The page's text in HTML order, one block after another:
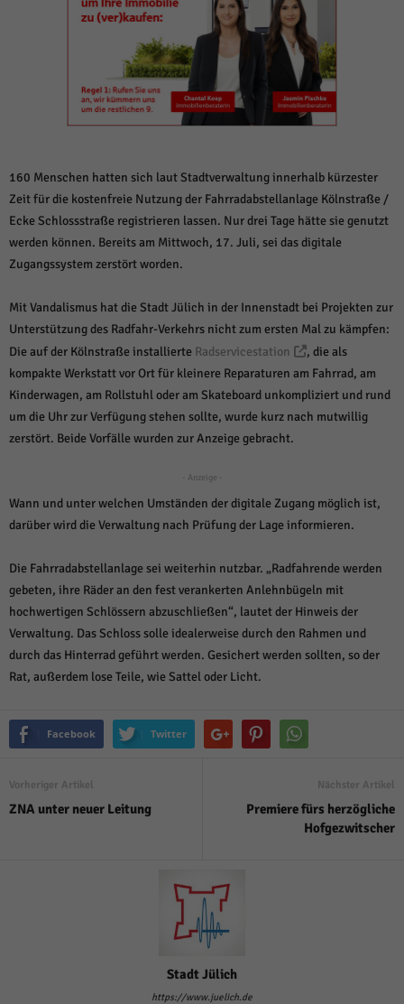
160 Menschen hatten sich laut Stadtverwaltung innerhalb kürzester
Zeit für die kostenfreie Nutzung der Fahrradabstellanlage Kölnstraße /
Ecke Schlossstraße registrieren lassen. Nur drei Tage hätte sie genutzt
werden können. Bereits am Mittwoch, 17. Juli, sei das digitale
Zugangssystem zerstört worden.
Mit Vandalismus hat die Stadt Jülich in der Innenstadt bei Projekten zur
Unterstützung des Radfahr-Verkehrs nicht zum ersten Mal zu kämpfen:
Die auf der Kölnstraße installierte Radservicestation
, die als
kompakte Werkstatt vor Ort für kleinere Reparaturen am Fahrrad, am
Kinderwagen, am Rollstuhl oder am Skateboard unkompliziert und rund
um die Uhr zur Verfügung stehen sollte, wurde kurz nach mutwillig
zerstört. Beide Vorfälle wurden zur Anzeige gebracht.
- Anzeige -
Wann und unter welchen Umständen der digitale Zugang möglich ist,
darüber wird die Verwaltung nach Prüfung der Lage informieren.
Die Fahrradabstellanlage sei weiterhin nutzbar. „Radfahrende werden
gebeten, ihre Räder an den fest verankerten Anlehnbügeln mit
hochwertigen Schlössern abzuschließen“, lautet der Hinweis der
Verwaltung. Das Schloss solle idealerweise durch den Rahmen und
durch das Hinterrad geführt werden. Gesichert werden sollten, so der
Rat, außerdem lose Teile, wie Sattel oder Licht.
Facebook Twitter
Vorheriger Artikel
ZNA unter neuer Leitung
Nächster Artikel
Premiere fürs herzögliche
Hofgezwitscher
Stadt Jülich
https://www.juelich.de
Alle akzeptieren Speichern und weiter
Zurück
Datenschutzeinstellungen
Essenziell (1)
einwandfreie Funktion der Website erforderlich.
Cookie-Informationen anzeigen
Statistiken (1)
Statistik Cookies erfassen Informationen anonym. Diese Informationen helfen
Cookie-Informationen anzeigen
Marketing (1)
Marketing-Cookies werden von Drittanbietern oder Publishern verwendet,
um personalisierte Werbung anzuzeigen. Sie tun dies, indem sie Besucher
über Websites hinweg verfolgen.
Cookie-Informationen anzeigen
Inhalte von Videoplattformen und Social-Media-Plattformen werden
standardmäßig blockiert. Wenn Cookies von externen Medien akzeptiert
werden, bedarf der Zugriff auf diese Inhalte keiner manuellen Einwilligung
Cookie-Informationen anzeigen
powered by Borlabs Cookie Datenschutzerklärung